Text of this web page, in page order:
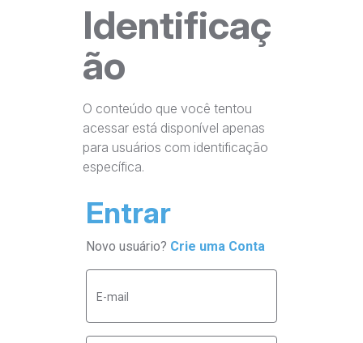
Identificaç
ão
O conteúdo que você tentou
acessar está disponível apenas
para usuários com identificação
específica.
Entrar
Novo usuário? Crie uma Conta